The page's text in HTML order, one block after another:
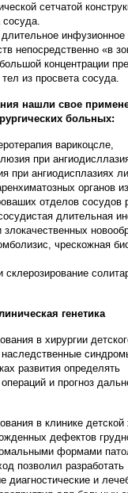
сетчатой
сосуда.
инфузионное
непосредственно «в
концентрации
из просвета сосуда.
нашли свое
больных:
варикоцсле,
при
при ангиодисплазиях
органов
отделов сосудов
длительная
чрескожная
склерозирование
генетика
в хирургии
развития определять
и прогноз
в клинике детской
дефектов
формами
позволил разработать
и